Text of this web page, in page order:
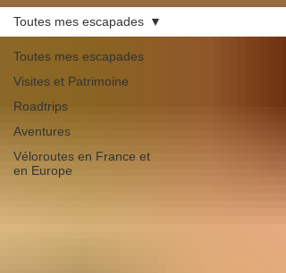
Toutes mes escapades
Visites et Patrimoine
Roadtrips
Aventures
Véloroutes en France et
en Europe
Toutes mes escapades